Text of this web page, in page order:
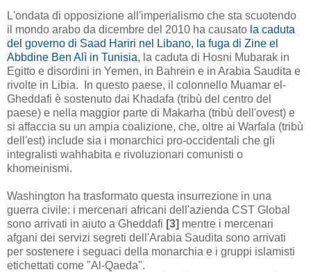
L'ondata di opposizione all'imperialismo che sta scuotendo
il mondo arabo da dicembre del 2010 ha causato la caduta
del governo di Saad Hariri nel Libano, la fuga di Zine el
Abbdine Ben Alì in Tunisia, la caduta di Hosni Mubarak in
Egitto e disordini in Yemen, in Bahrein e in Arabia Saudita e
rivolte in Libia. In questo paese, il colonnello Muamar el-
Gheddafi è sostenuto dai Khadafa (tribù del centro del
paese) e nella maggior parte di Makarha (tribù dell'ovest) e
si affaccia su un ampia coalizione, che, oltre ai Warfala (tribù
dell'est) include sia i monarchici pro-occidentali che gli
integralisti wahhabita e rivoluzionari comunisti o
khomeinismi.
Washington ha trasformato questa insurrezione in una
guerra civile: i mercenari africani dell'azienda CST Global
sono arrivati in aiuto a Gheddafi [3] mentre i mercenari
afgani dei servizi segreti dell'Arabia Saudita sono arrivati
per sostenere i seguaci della monarchia e i gruppi islamisti
etichettati come "Al-Qaeda".